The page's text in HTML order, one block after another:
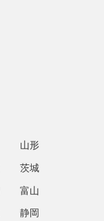
山形
茨城
富山
静岡